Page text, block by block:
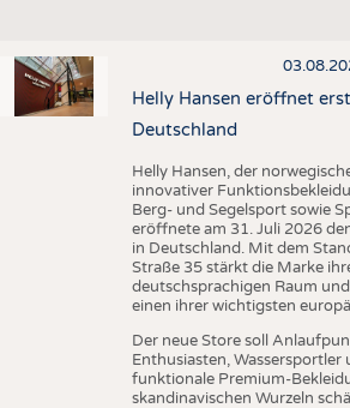
Helly Hansen eröffnet
Deutschland
Helly Hansen, der
innovativer
Berg- und Segelsport sowie
eröffnete am 31. Juli 2026
in Deutschland. Mit dem
Straße 35 stärkt die Marke
deutschsprachigen Raum
einen ihrer wichtigsten
Der neue Store soll
Enthusiasten, Wassersportler
funktionale Premium-
skandinavischen Wurzeln